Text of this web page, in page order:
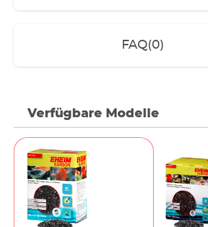
FAQ(0)
Verfügbare Modelle